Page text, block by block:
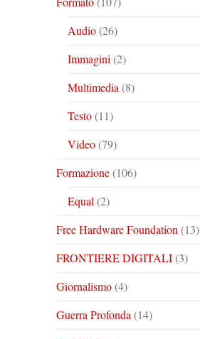
Audio(26)
Immagini (2)
Multimedia (8)
Testo(11)
Video(79)
Formazione(106)
Equal (2)
Free Hardware Foundation (13)
FRONTIERE DIGITALI(3)
Giornalismo(4)
Guerra Profonda (14)